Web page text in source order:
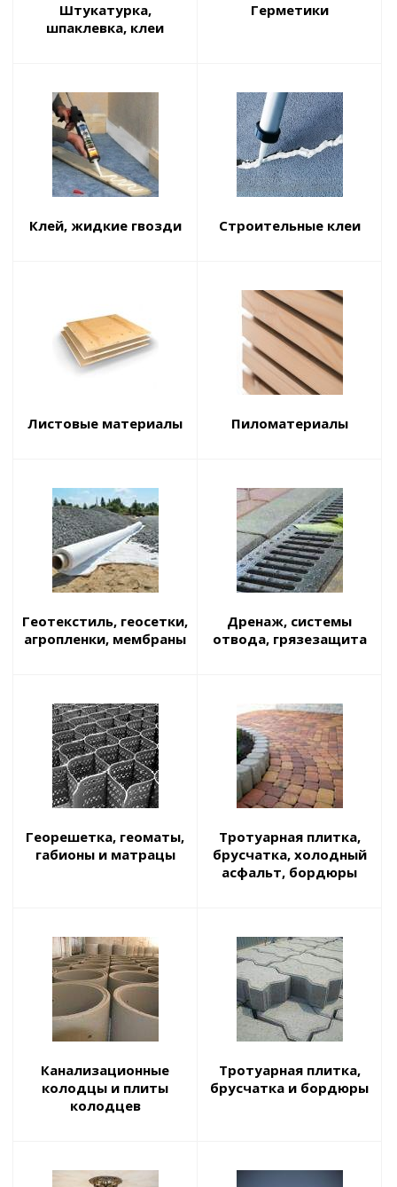
Штукатурка,
шпаклевка, клеи
Герметики
Клей, жидкие гвозди Строительные клеи
Листовые материалы Пиломатериалы
Геотекстиль, геосетки,
агропленки, мембраны
Дренаж, системы
отвода, грязезащита
Георешетка, геоматы,
габионы и матрацы
Тротуарная плитка,
брусчатка, холодный
асфальт, бордюры
Канализационные
колодцы и плиты
колодцев
Тротуарная плитка,
брусчатка и бордюры